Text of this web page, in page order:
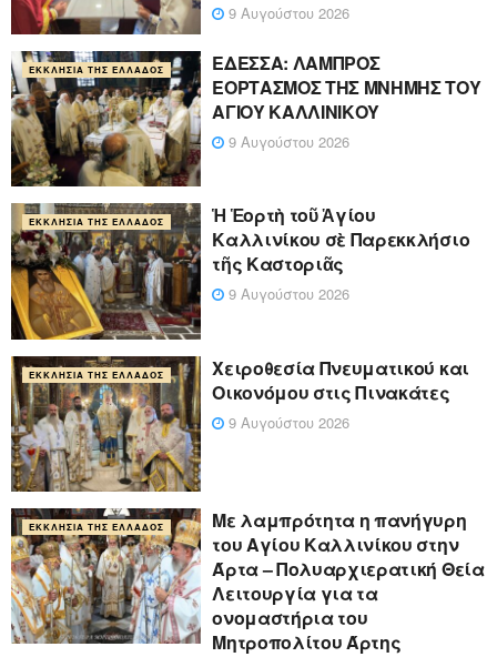
9 Αυγούστου 2026
ΕΚΚΛΗΣΊΑ ΤΗΣ ΕΛΛΆΔΟΣ
ΕΔΕΣΣΑ: ΛΑΜΠΡΟΣ
ΕΟΡΤΑΣΜΟΣ ΤΗΣ ΜΝΗΜΗΣ ΤΟΥ
ΑΓΙΟΥ ΚΑΛΛΙΝΙΚΟΥ
9 Αυγούστου 2026
ΕΚΚΛΗΣΊΑ ΤΗΣ ΕΛΛΆΔΟΣ
Ἡ Ἑορτὴ τοῦ Ἁγίου
Καλλινίκου σὲ Παρεκκλήσιο
τῆς Καστοριᾶς
9 Αυγούστου 2026
ΕΚΚΛΗΣΊΑ ΤΗΣ ΕΛΛΆΔΟΣ
Χειροθεσία Πνευματικού και
Οικονόμου στις Πινακάτες
9 Αυγούστου 2026
ΕΚΚΛΗΣΊΑ ΤΗΣ ΕΛΛΆΔΟΣ
Με λαμπρότητα η πανήγυρη
του Αγίου Καλλινίκου στην
Άρτα – Πολυαρχιερατική Θεία
Λειτουργία για τα
ονομαστήρια του
Μητροπολίτου Άρτης